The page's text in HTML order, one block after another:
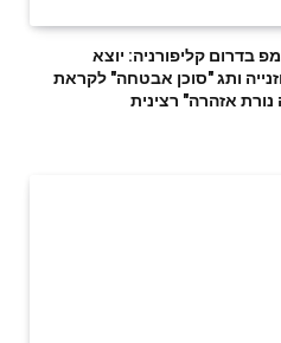
בדרום קליפורניה: יוצא
ותג "סוכן אבטחה" לקראת
נורת אזהרה" רצינית